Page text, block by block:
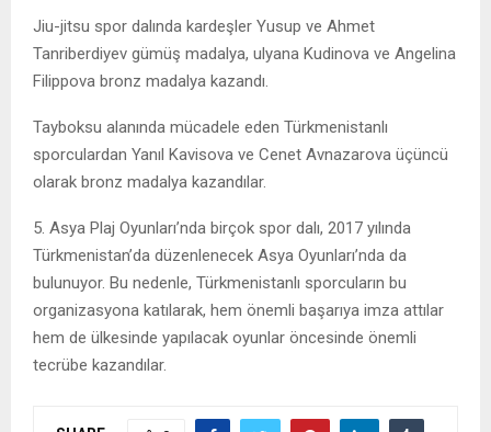
Jiu-jitsu spor dalında kardeşler Yusup ve Ahmet
Tanriberdiyev gümüş madalya, ulyana Kudinova ve Angelina
Filippova bronz madalya kazandı.
Tayboksu alanında mücadele eden Türkmenistanlı
sporculardan Yanıl Kavisova ve Cenet Avnazarova üçüncü
olarak bronz madalya kazandılar.
5. Asya Plaj Oyunları’nda birçok spor dalı, 2017 yılında
Türkmenistan’da düzenlenecek Asya Oyunları’nda da
bulunuyor. Bu nedenle, Türkmenistanlı sporcuların bu
organizasyona katılarak, hem önemli başarıya imza attılar
hem de ülkesinde yapılacak oyunlar öncesinde önemli
tecrübe kazandılar.